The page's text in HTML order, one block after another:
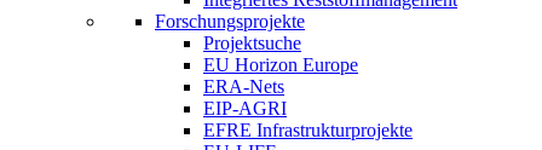
Forschungsprojekte
Projektsuche
EU Horizon Europe
ERA-Nets
EIP-AGRI
EFRE Infrastrukturprojekte